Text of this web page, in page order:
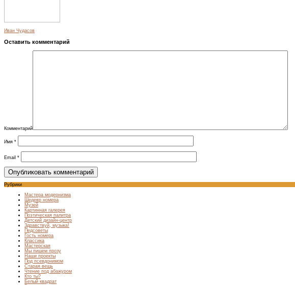
Иван Чудасов
Оставить комментарий
Комментарий
Имя *
Email *
Рубрики
Мастера модернизма
Шедевр номера
Музей
Картинная галерея
Поэтическая палитра
Детский дизайн-центр
Здравствуй, музыка!
Педсоветы
Гость номера
Классика
Мастерская
Мы пишем прозу
Наши проекты
Под псевдонимом
Старая вещь
Чтение под абажуром
Кто ты?
Белый квадрат